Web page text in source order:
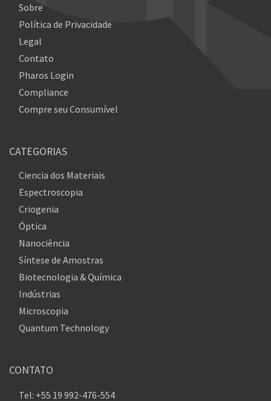
Sobre
Política de Privacidade
Legal
Contato
Pharos Login
Compliance
Compre seu Consumível
CATEGORIAS
Ciencia dos Materiais
Espectroscopia
Criogenia
Óptica
Nanociência
Síntese de Amostras
Biotecnologia & Química
Indústrias
Microscopia
Quantum Technology
CONTATO
Tel: +55 19 992-476-554